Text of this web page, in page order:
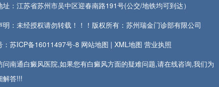
址：江苏省苏州市吴中区迎春南路191号(公交/地铁均可到达）
明：未经授权请勿转载！！！版权所有：苏州瑞金门诊部有限公司
：苏ICP备16011497号-8 网站地图 |XML地图 营业执照
问南通白癜风医院,如果您有白癜风方面的疑难问题,请在线咨询,我们为
解答!!!